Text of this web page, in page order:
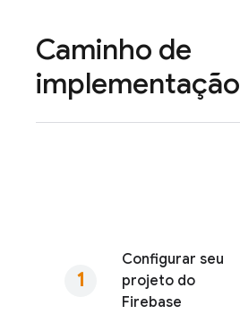
Caminho de
implementação
Configurar seu
projeto do
Firebase